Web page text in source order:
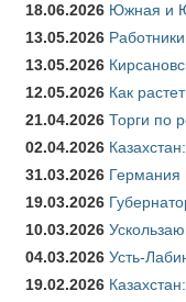
18.06.2026 Южная и
13.05.2026
13.05.2026
12.05.2026 Как
21.04.2026 Торги по
02.04.2026
31.03.2026 Германия
19.03.2026
10.03.2026
04.03.2026 Усть-
19.02.2026